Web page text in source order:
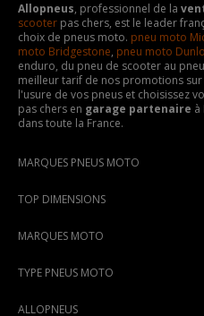
Allopneus, professionnel de la
scooter pas chers, est le leader
choix de pneus moto. pneu moto
moto Bridgestone, pneu moto
enduro, du pneu de scooter au
meilleur tarif de nos promotions
l'usure de vos pneus et choisissez
pas chers en garage partenaire à
dans toute la France.
MARQUES PNEUS MOTO
Pneus Continental
TOP DIMENSIONS
150/70R17
MARQUES MOTO
Pneus Kawasaki
TYPE PNEUS MOTO
ALLOPNEUS